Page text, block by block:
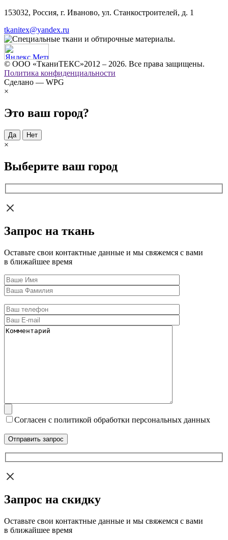
153032, Россия, г. Иваново, ул. Станкостроителей, д. 1
tkanitex@yandex.ru
© ООО «ТканиТЕКС»2012 – 2026. Все права защищены.
Политика конфиденциальности
Сделано — WPG
×
Это ваш город?
Да Нет
×
Выберите ваш город
Запрос на ткань
Оставьте свои контактные данные и мы свяжемся с вами
в ближайшее время
Согласен с политикой обработки персональных данных
Запрос на скидку
Оставьте свои контактные данные и мы свяжемся с вами
в ближайшее время